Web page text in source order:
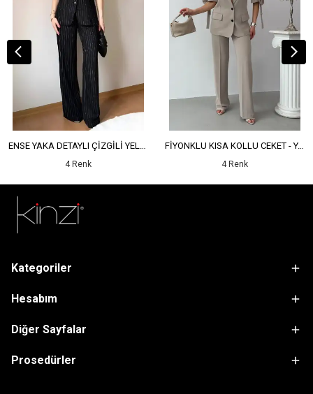
ENSE YAKA DETAYLI ÇİZGİLİ YELEK - YÜKSEK BEL DETAYLI ÇİZGİLİ PANTOLON
4 Renk
FİYONKLU KISA KOLLU CEKET - YÜKSEK BEL SALAŞ PANTOLON
4 Renk
Kategoriler
Hesabım
Diğer Sayfalar
Prosedürler